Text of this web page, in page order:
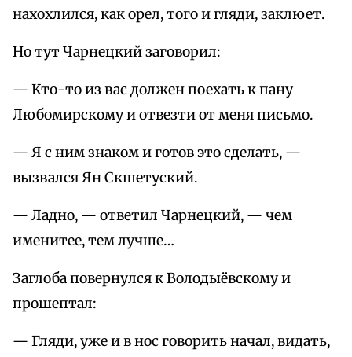
нахохлился, как орел, того и гляди, заклюет.
Но тут Чарнецкий заговорил:
— Кто-то из вас должен поехать к пану
Любомирскому и отвезти от меня письмо.
— Я с ним знаком и готов это сделать, —
вызвался Ян Скшетуский.
— Ладно, — ответил Чарнецкий, — чем
именитее, тем лучше…
Заглоба повернулся к Володыёвскому и
прошептал:
— Гляди, уже и в нос говорить начал, видать,